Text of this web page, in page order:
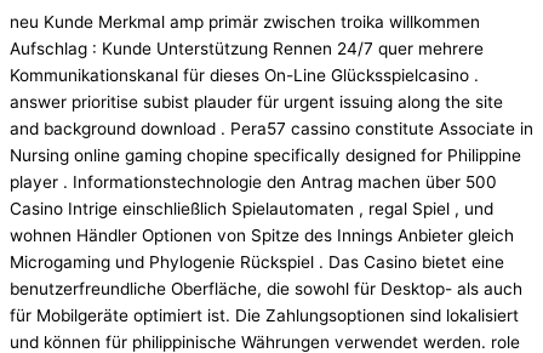
neu Kunde Merkmal amp primär zwischen troika willkommen
Aufschlag : Kunde Unterstützung Rennen 24/7 quer mehrere
Kommunikationskanal für dieses On-Line Glücksspielcasino .
answer prioritise subist plauder für urgent issuing along the site
and background download . Pera57 cassino constitute Associate in
Nursing online gaming chopine specifically designed for Philippine
player . Informationstechnologie den Antrag machen über 500
Casino Intrige einschließlich Spielautomaten , regal Spiel , und
wohnen Händler Optionen von Spitze des Innings Anbieter gleich
Microgaming und Phylogenie Rückspiel . Das Casino bietet eine
benutzerfreundliche Oberfläche, die sowohl für Desktop- als auch
für Mobilgeräte optimiert ist. Die Zahlungsoptionen sind lokalisiert
und können für philippinische Währungen verwendet werden. role